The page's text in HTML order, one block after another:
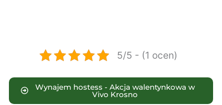
5/5 - (1 ocen)
Wynajem hostess - Akcja walentynkowa w
Vivo Krosno